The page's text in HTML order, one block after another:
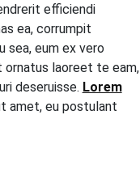
efficiendi
ea, corrumpit
sea, eum ex vero
ornatus laoreet te eam,
deseruisse. Lorem
amet, eu postulant